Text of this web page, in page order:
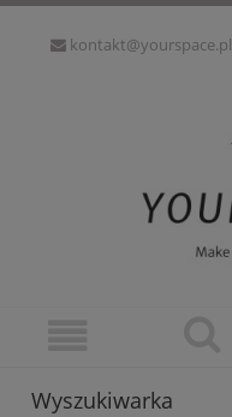
kontakt@yourspace.pl
Wyszukiwarka